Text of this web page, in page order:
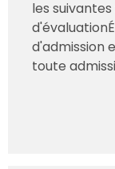
les
d'admission
toute